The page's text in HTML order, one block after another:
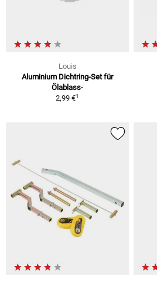
Louis
Aluminium Dichtring-Set für
Ölablass-
2,99 €1